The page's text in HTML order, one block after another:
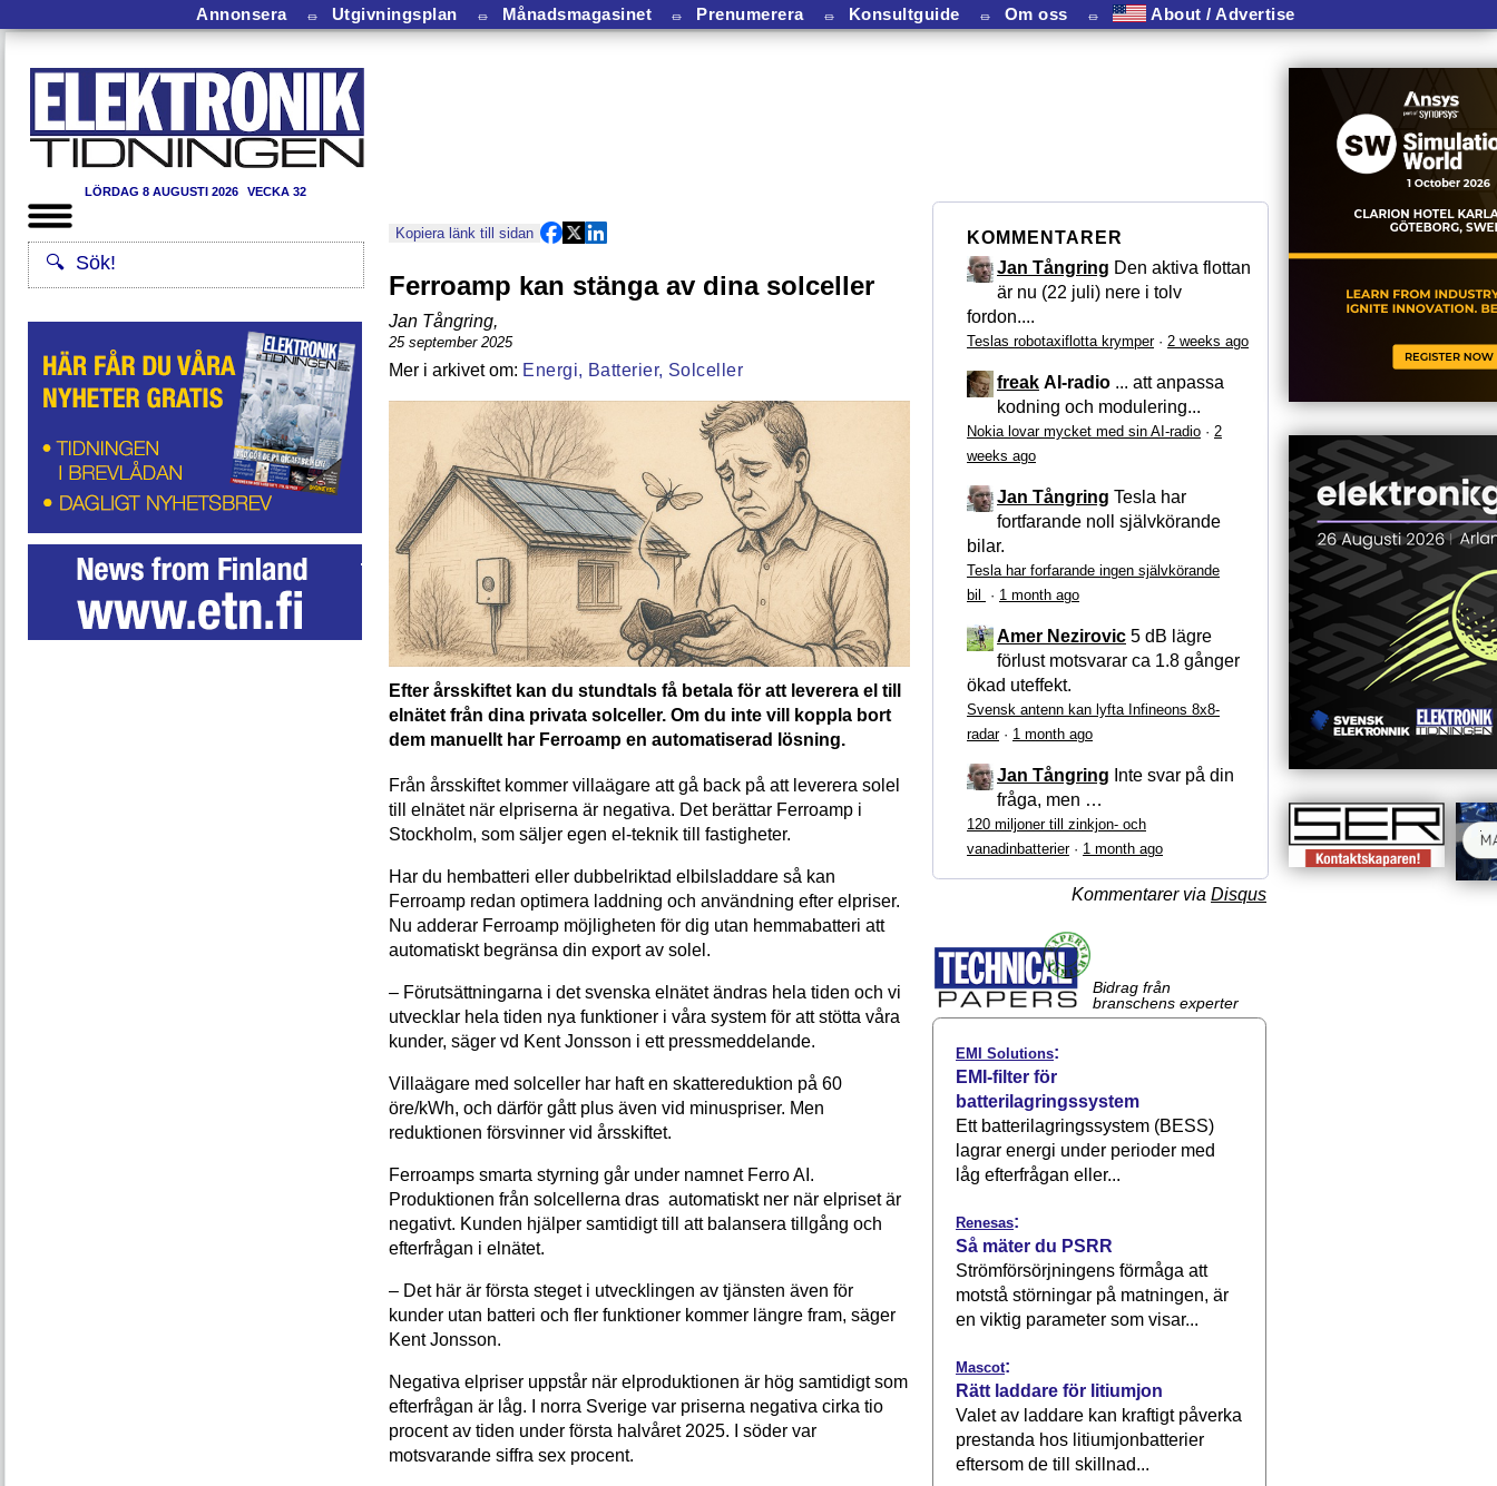
Annonsera ⏛ Utgivningsplan ⏛ Månadsmagasinet ⏛ Prenumerera ⏛ Konsultguide ⏛ Om oss ⏛ About / Advertise
LÖRDAG 8 AUGUSTI 2026 VECKA 32
Kopiera länk till sidan
Ferroamp kan stänga av dina solceller
Jan Tångring,
25 september 2025
Energi, Batterier, Solceller
Efter årsskiftet kan du stundtals få betala för att leverera el till
elnätet från dina privata solceller. Om du inte vill koppla bort
dem manuellt har Ferroamp en automatiserad lösning.
Från årsskiftet kommer villaägare att gå back på att leverera solel
till elnätet när elpriserna är negativa. Det berättar Ferroamp i
Stockholm, som säljer egen el-teknik till fastigheter.
Har du hembatteri eller dubbelriktad elbilsladdare så kan
Ferroamp redan optimera laddning och användning efter elpriser.
Nu adderar Ferroamp möjligheten för dig utan hemmabatteri att
automatiskt begränsa din export av solel.
– Förutsättningarna i det svenska elnätet ändras hela tiden och vi
utvecklar hela tiden nya funktioner i våra system för att stötta våra
kunder, säger vd Kent Jonsson i ett pressmeddelande.
Villaägare med solceller har haft en skattereduktion på 60
öre/kWh, och därför gått plus även vid minuspriser. Men
reduktionen försvinner vid årsskiftet.
Ferroamps smarta styrning går under namnet Ferro AI.
Produktionen från solcellerna dras automatiskt ner när elpriset är
negativt. Kunden hjälper samtidigt till att balansera tillgång och
efterfrågan i elnätet.
– Det här är första steget i utvecklingen av tjänsten även för
kunder utan batteri och fler funktioner kommer längre fram, säger
Kent Jonsson.
Negativa elpriser uppstår när elproduktionen är hög samtidigt som
efterfrågan är låg. I norra Sverige var priserna negativa cirka tio
procent av tiden under första halvåret 2025. I söder var
motsvarande siffra sex procent.
KOMMENTARER
Jan Tångring Den aktiva flottan
är nu (22 juli) nere i tolv
fordon....
Teslas robotaxiflotta krymper· 2 weeks ago
freak AI-radio ... att anpassa
kodning och modulering...
Nokia lovar mycket med sin AI-radio · 2
weeks ago
Jan Tångring Tesla har
fortfarande noll självkörande
bilar.
Tesla har forfarande ingen självkörande
bil
· 1 month ago
Amer Nezirovic 5 dB lägre
förlust motsvarar ca 1.8 gånger
ökad uteffekt.
Svensk antenn kan lyfta Infineons 8x8-
radar· 1 month ago
Jan Tångring Inte svar på din
fråga, men …
120 miljoner till zinkjon- och
vanadinbatterier· 1 month ago
Kommentarer via Disqus
Bidrag från
branschens experter
EMI Solutions:
EMI-filter för
batterilagringssystem
Ett batterilagringssystem (BESS)
lagrar energi under perioder med
låg efterfrågan eller...
Renesas:
Så mäter du PSRR
Strömförsörjningens förmåga att
motstå störningar på matningen, är
en viktig parameter som visar...
Mascot:
Rätt laddare för litiumjon
Valet av laddare kan kraftigt påverka
prestanda hos litiumjonbatterier
eftersom de till skillnad...